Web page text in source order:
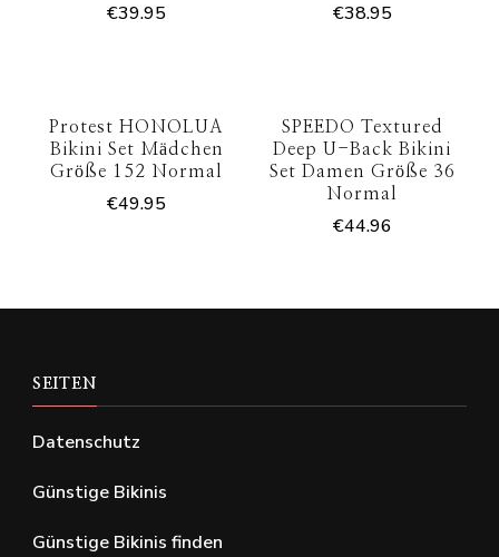
€39.95 €38.95
Protest HONOLUA
Bikini Set Mädchen
Größe 152 Normal
€49.95
SPEEDO Textured
Deep U-Back Bikini
Set Damen Größe 36
Normal
€44.96
SEITEN
Datenschutz
Günstige Bikinis
Günstige Bikinis finden